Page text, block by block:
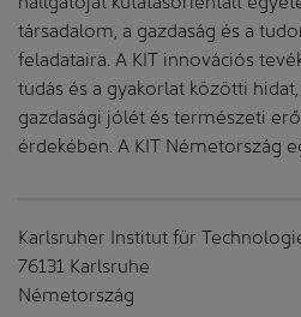
társadalom, a gazdaság és a
feladataira. A KIT innovációs
tudás és a gyakorlat közötti
gazdasági jólét és természeti
érdekében. A KIT Németország
Karlsruher Institut für
76131 Karlsruhe
Németország